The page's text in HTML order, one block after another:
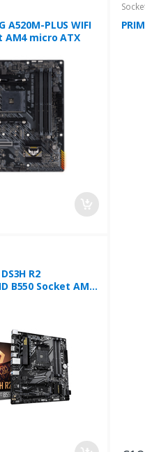
A520M-PLUS WIFI
AM4 micro ATX
R2
B550 Socket AM4